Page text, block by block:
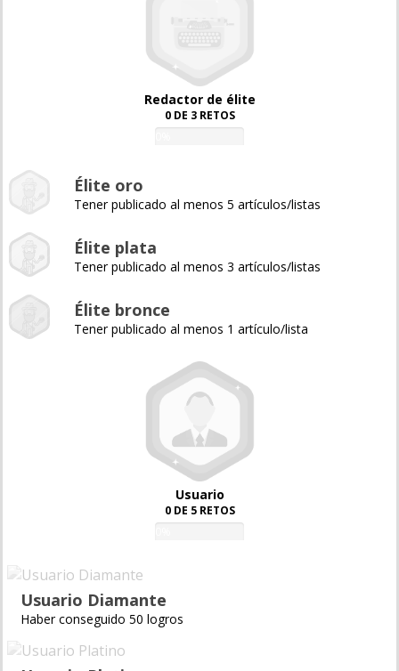
Redactor de élite
0 DE 3 RETOS
Élite oro
Tener publicado al menos 5 artículos/listas
Élite plata
Tener publicado al menos 3 artículos/listas
Élite bronce
Tener publicado al menos 1 artículo/lista
Usuario
0 DE 5 RETOS
Usuario Diamante
Haber conseguido 50 logros